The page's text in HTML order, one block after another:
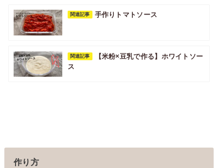
関連記事 手作りトマトソース
関連記事
【米粉×豆乳で作る】ホワイトソー
ス
作り方